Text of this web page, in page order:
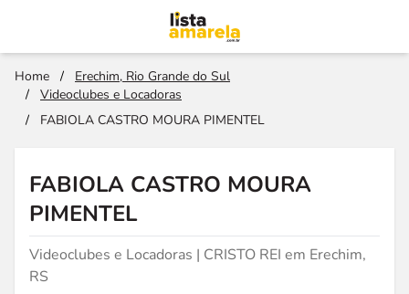
Home /
Erechim, Rio Grande do Sul
/
Videoclubes e Locadoras
/
FABIOLA CASTRO MOURA PIMENTEL
FABIOLA CASTRO MOURA
PIMENTEL
Videoclubes e Locadoras | CRISTO REI em Erechim,
RS